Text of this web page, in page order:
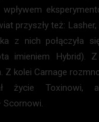
wpływem
przyszły też:
z nich połączyła
imieniem Hybrid).
Z kolei Carnage
życie Toxinowi,
Scornowi.